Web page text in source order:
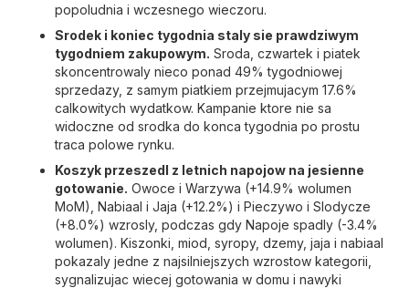
popoludnia i wczesnego wieczoru.
Srodek i koniec tygodnia staly sie prawdziwym
tygodniem zakupowym. Sroda, czwartek i piatek
skoncentrowaly nieco ponad 49% tygodniowej
sprzedazy, z samym piatkiem przejmujacym 17.6%
calkowitych wydatkow. Kampanie ktore nie sa
widoczne od srodka do konca tygodnia po prostu
traca polowe rynku.
Koszyk przeszedl z letnich napojow na jesienne
gotowanie. Owoce i Warzywa (+14.9% wolumen
MoM), Nabiaal i Jaja (+12.2%) i Pieczywo i Slodycze
(+8.0%) wzrosly, podczas gdy Napoje spadly (-3.4%
wolumen). Kiszonki, miod, syropy, dzemy, jaja i nabiaal
pokazaly jedne z najsilniejszych wzrostow kategorii,
sygnalizujac wiecej gotowania w domu i nawyki